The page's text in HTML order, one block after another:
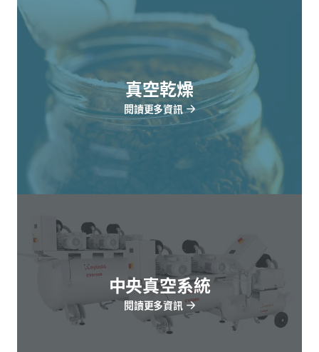
真空乾燥
閱讀更多資訊
中央真空系統
閱讀更多資訊